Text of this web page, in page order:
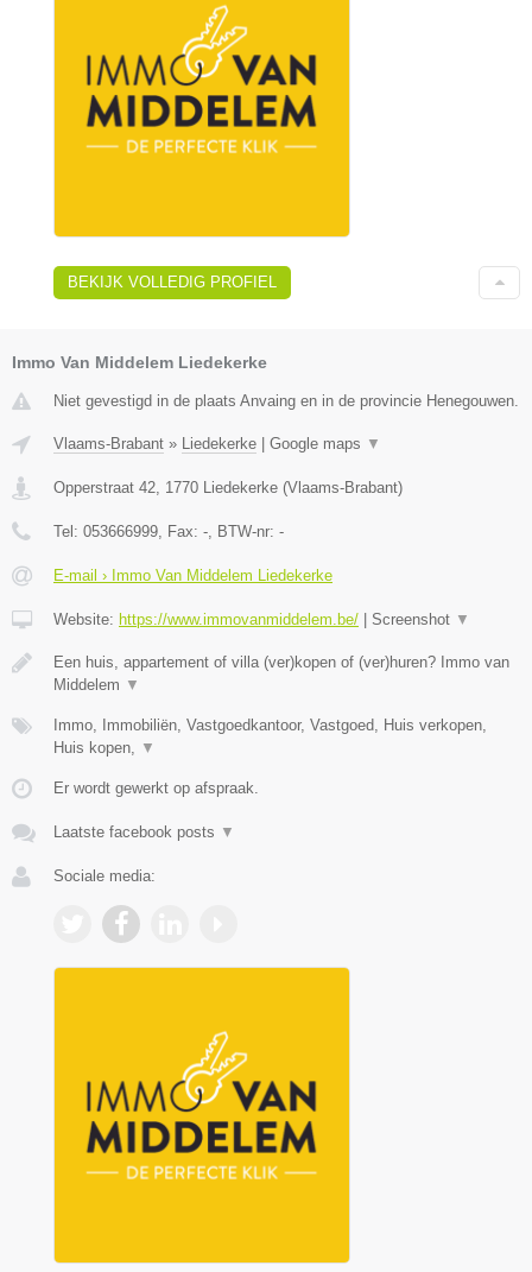
BEKIJK VOLLEDIG PROFIEL
Immo Van Middelem Liedekerke
Niet gevestigd in de plaats Anvaing en in de provincie Henegouwen.
Vlaams-Brabant » Liedekerke Google maps ▼
Opperstraat 42 1770 Liedekerke (Vlaams-Brabant)
Tel: 053666999 , Fax: - , BTW-nr: -
E-mail › Immo Van Middelem Liedekerke
Website: https://www.immovanmiddelem.be/ Screenshot ▼
Een huis, appartement of villa (ver)kopen of (ver)huren? Immo van
Middelem ▼
Immo, Immobiliën, Vastgoedkantoor, Vastgoed, Huis verkopen,
Huis kopen,
▼
Er wordt gewerkt op afspraak.
Laatste facebook posts ▼
Sociale media: